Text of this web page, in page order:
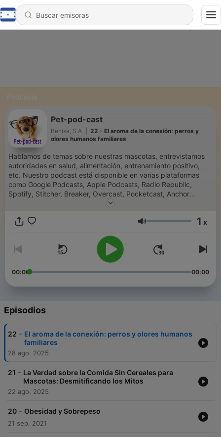
Podcasts
Pet-pod-cast
Benisa, S.A.
22 - El aroma de la conexión: perros y
olores humanos familiares
Hablamos de temas sobre nuestras mascotas, entrevistamos
autoridades en salud, alimentación, entrenamiento positivo,
etc. Nuestro podcast está disponible en varias plataformas
como Google Podcasts, Apple Podcasts, Radio Republic,
Spotify, Stitcher, Breaker, Overcast, Pocketcast, Anchor
Podcasts, entre otras plataformas. Pulse el link de su buscador
Volumen 1 x
00:00 00:00
Episodios
22 - El aroma de la conexión: perros y olores humanos
familiares
28 ago. 2025
21 - La Verdad sobre la Comida Sin Cereales para
Mascotas: Desmitificando los Mitos
22 ago. 2025
20 - Obesidad y Sobrepeso
21 sep. 2021